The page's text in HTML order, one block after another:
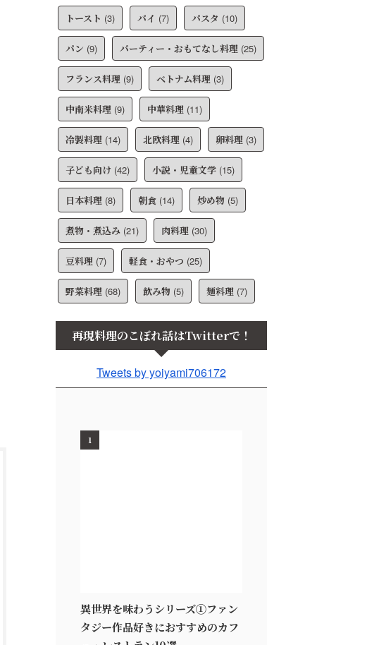
トースト (3) パイ (7) パスタ (10)
パン (9) パーティー・おもてなし料理 (25)
フランス料理 (9) ベトナム料理 (3)
中南米料理 (9) 中華料理 (11)
冷製料理 (14) 北欧料理 (4) 卵料理 (3)
子ども向け (42) 小説・児童文学 (15)
日本料理 (8) 朝食 (14) 炒め物 (5)
煮物・煮込み (21) 肉料理 (30)
豆料理 (7) 軽食・おやつ (25)
野菜料理 (68) 飲み物 (5) 麺料理 (7)
再現料理のこぼれ話はTwitterで！
Tweets by yoiyami706172
1
異世界を味わうシリーズ①ファン
タジー作品好きにおすすめのカフ